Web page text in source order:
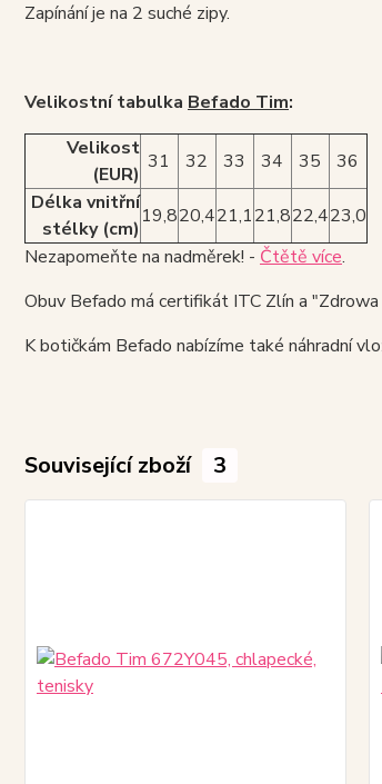
Zapínání je na 2 suché zipy.
Velikostní tabulka Befado Tim:
Velikost
(EUR)
31 32 33 34 35
36
Délka vnitřní
stélky (cm)
19,820,421,121,822,423,0
Nezapomeňte na nadměrek! - Čtětě více.
Obuv Befado má certifikát ITC Zlín a
K botičkám Befado nabízíme také náhradní
Související zboží 3